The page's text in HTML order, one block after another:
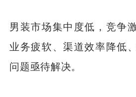
男装市场集中度低，竞争
业务疲软、渠道效率降低
问题亟待解决。